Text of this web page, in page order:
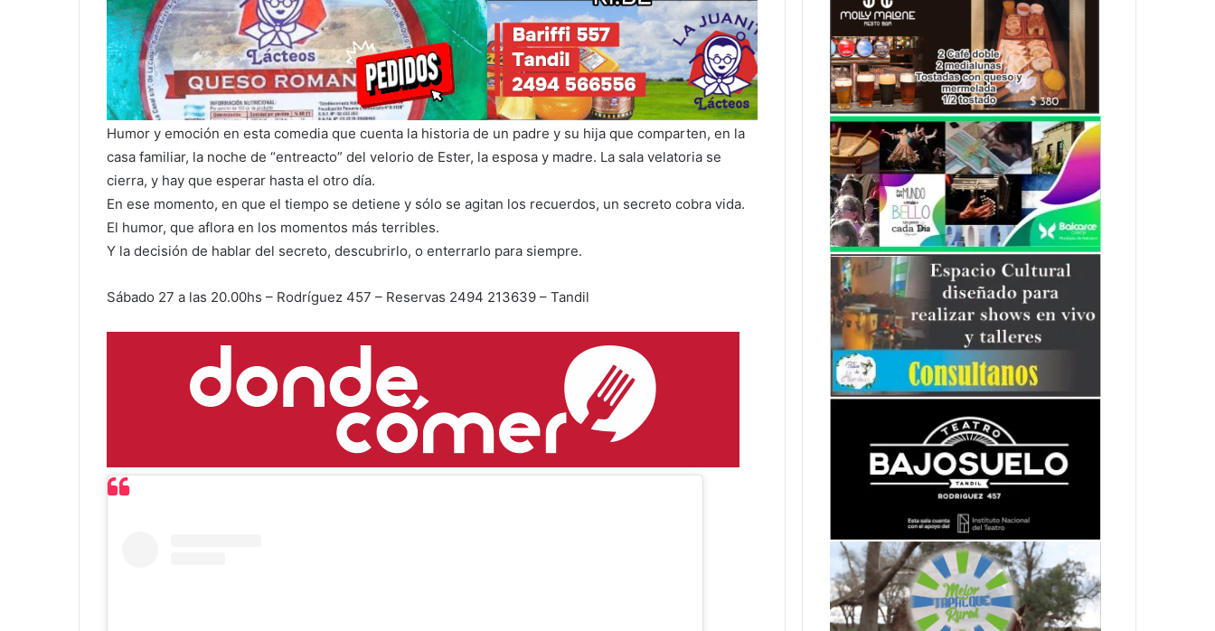
Humor y emoción en esta comedia que cuenta la historia de un padre y su hija que comparten, en la
casa familiar, la noche de “entreacto” del velorio de Ester, la esposa y madre. La sala velatoria se
cierra, y hay que esperar hasta el otro día.
En ese momento, en que el tiempo se detiene y sólo se agitan los recuerdos, un secreto cobra vida.
El humor, que aflora en los momentos más terribles.
Y la decisión de hablar del secreto, descubrirlo, o enterrarlo para siempre.
Sábado 27 a las 20.00hs – Rodríguez 457 – Reservas 2494 213639 – Tandil